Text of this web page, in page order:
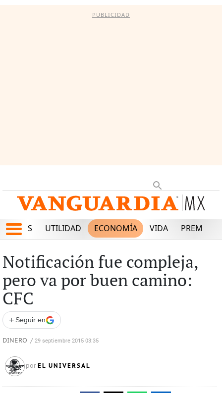
PUBLICIDAD
UTILIDAD ECONOMÍA VIDA PREMIUM
Notificación fue compleja,
pero va por buen camino:
CFC
+ Seguir en
DINERO / 29 septiembre 2015 03:35
por EL UNIVERSAL